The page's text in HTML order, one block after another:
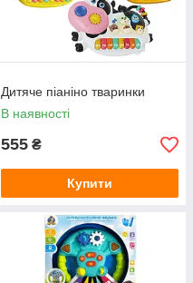
Дитяче піаніно тваринки
В наявності
555 ₴
Купити